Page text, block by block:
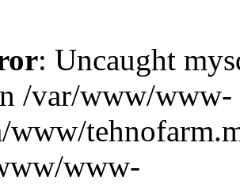
: Uncaught
/var/www/www-
www/
www-